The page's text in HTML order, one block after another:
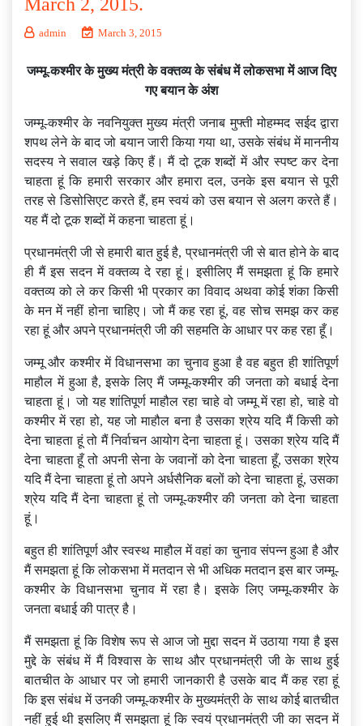
March 2, 2015.
admin March 3, 2015
जम्मू-कश्मीर के मुख्य मंत्री के वक्तव्य के संबंध में लोकसभा में आज दिए
गए बयान के अंश
जम्मू-कश्मीर के नवनियुक्त मुख्य मंत्री जनाब मुफ्ती मोहम्मद सईद द्वारा
शपथ लेने के बाद जो बयान जारी किया गया था, उसके संबंध में माननीय
सदस्य ने सवाल खड़े किए हैं। मैं दो टूक शब्दों में और स्पष्ट कर देना
चाहता हूं कि हमारी सरकार और हमारा दल, उनके इस बयान से पूरी
तरह से डिसोसिएट करते हैं, हम स्वयं को उस बयान से अलग करते हैं।
यह मैं दो टूक शब्दों में कहना चाहता हूं।
प्रधानमंत्री जी से हमारी बात हुई है, प्रधानमंत्री जी से बात होने के बाद
ही मैं इस सदन में वक्तव्य दे रहा हूं। इसीलिए मैं समझता हूं कि हमारे
वक्तव्य को ले कर किसी भी प्रकार का विवाद अथवा कोई शंका किसी
के मन में नहीं होना चाहिए। जो मैं कह रहा हूं, वह सोच समझ कर कह
रहा हूं और अपने प्रधानमंत्री जी की सहमति के आधार पर कह रहा हूँ।
जम्मू और कश्मीर में विधानसभा का चुनाव हुआ है वह बहुत ही शांतिपूर्ण
माहौल में हुआ है, इसके लिए मैं जम्मू-कश्मीर की जनता को बधाई देना
चाहता हूं। जो यह शांतिपूर्ण माहौल रहा चाहे वो जम्मू में रहा हो, चाहे वो
कश्मीर में रहा हो, यह जो माहौल बना है उसका श्रेय यदि मैं किसी को
देना चाहता हूं तो मैं निर्वाचन आयोग देना चाहता हूं। उसका श्रेय यदि मैं
देना चाहता हूँ तो अपनी सेना के जवानों को देना चाहता हूँ, उसका श्रेय
यदि मैं देना चाहता हूं तो अपने अर्धसैनिक बलों को देना चाहता हूं, उसका
श्रेय यदि मैं देना चाहता हूं तो जम्मू-कश्मीर की जनता को देना चाहता
हूं।
बहुत ही शांतिपूर्ण और स्वस्थ माहौल में वहां का चुनाव संपन्न हुआ है और
मैं समझता हूं कि लोकसभा में मतदान से भी अधिक मतदान इस बार जम्मू-
कश्मीर के विधानसभा चुनाव में रहा है। इसके लिए जम्मू-कश्मीर के
जनता बधाई की पात्र है।
मैं समझता हूं कि विशेष रूप से आज जो मुद्दा सदन में उठाया गया है इस
मुद्दे के संबंध में मैं विश्वास के साथ और प्रधानमंत्री जी के साथ हुई
बातचीत के आधार पर जो हमारी जानकारी है उसके बाद मैं कह रहा हूं
कि इस संबंध में उनकी जम्मू-कश्मीर के मुख्यमंत्री के साथ कोई बातचीत
नहीं हुई थी इसलिए मैं समझता हूं कि स्वयं प्रधानमंत्री जी का सदन में